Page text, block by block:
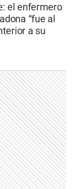
el enfermero
“fue al
a su